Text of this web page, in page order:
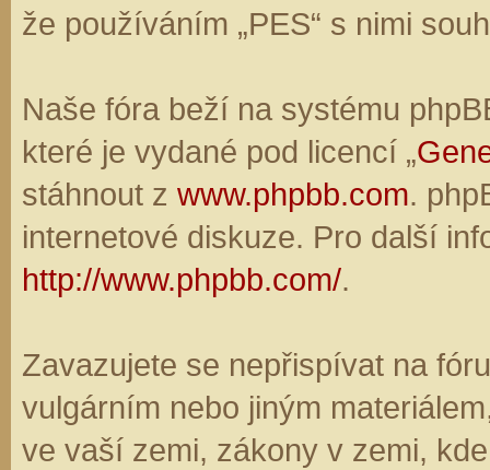
že používáním „PES“ s nimi
Naše fóra beží na systému
které je vydané pod licencí „
stáhnout z www.phpbb.com.
internetové diskuze. Pro další
http://www.phpbb.com/.
Zavazujete se nepřispívat na
vulgárním nebo jiným
ve vaší zemi, zákony v zemi,